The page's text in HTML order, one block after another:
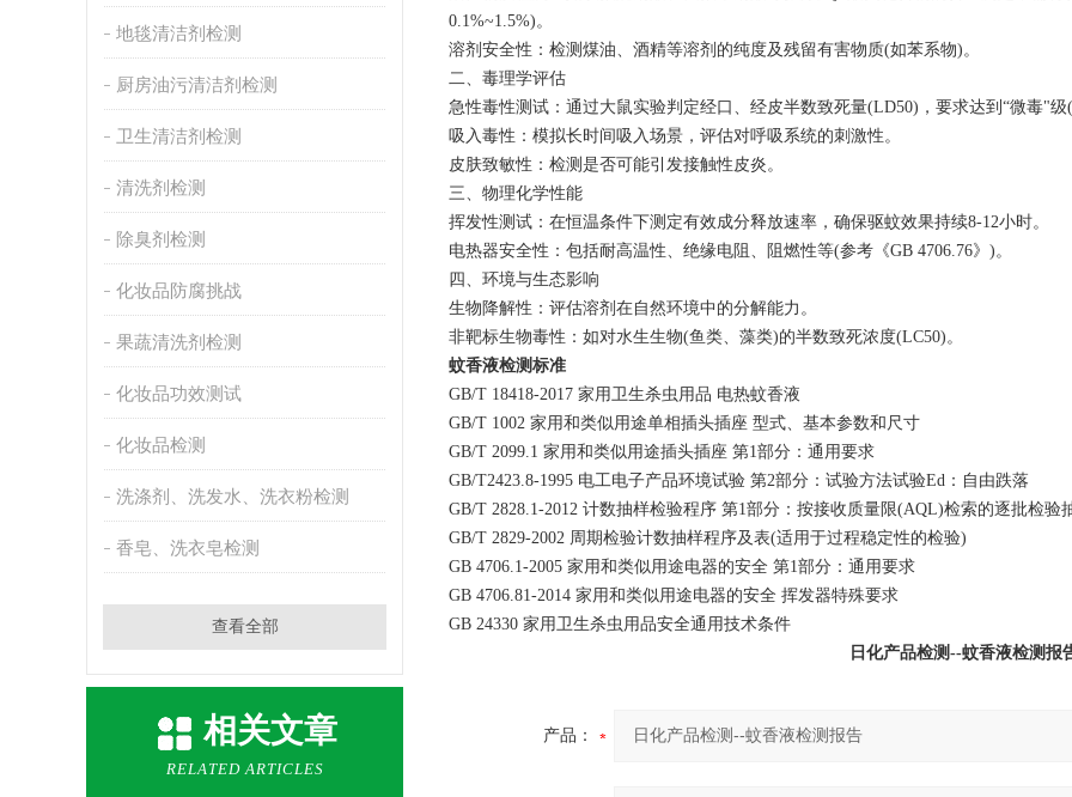
地毯清洁剂检测
厨房油污清洁剂检测
卫生清洁剂检测
清洗剂检测
除臭剂检测
化妆品防腐挑战
果蔬清洗剂检测
化妆品功效测试
化妆品检测
洗涤剂、洗发水、洗衣粉检测
香皂、洗衣皂检测
查看全部
相关文章
RELATED ARTICLES
0.1%~1.5%)。
‌溶剂安全性‌：检测煤油、酒精等溶剂的纯度及残留有害物质(如苯系物)。
‌二、毒理学评估‌
急性毒性测试‌：通过大鼠实验判定经口、经皮半数致死量(LD50)，要求达到“微毒"级
‌吸入毒性‌：模拟长时间吸入场景，评估对呼吸系统的刺激性。
‌皮肤致敏性‌：检测是否可能引发接触性皮炎。
三、物理化学性能‌
‌挥发性测试‌：在恒温条件下测定有效成分释放速率，确保驱蚊效果持续8-12小时。
‌电热器安全性‌：包括耐高温性、绝缘电阻、阻燃性等(参考《GB 4706.76》)。
四、环境与生态影响‌
‌生物降解性‌：评估溶剂在自然环境中的分解能力。
‌非靶标生物毒性‌：如对水生生物(鱼类、藻类)的半数致死浓度(LC50)。
蚊香液检测标准
GB/T 18418-2017 家用卫生杀虫用品 电热蚊香液
GB/T 1002 家用和类似用途单相插头插座 型式、基本参数和尺寸
GB/T 2099.1 家用和类似用途插头插座 第1部分：通用要求
GB/T2423.8-1995 电工电子产品环境试验 第2部分：试验方法试验Ed：自由跌落
GB/T 2828.1-2012 计数抽样检验程序 第1部分：按接收质量限(AQL)检索的逐批检验
GB/T 2829-2002 周期检验计数抽样程序及表(适用于过程稳定性的检验)
GB 4706.1-2005 家用和类似用途电器的安全 第1部分：通用要求
GB 4706.81-2014 家用和类似用途电器的安全 挥发器特殊要求
GB 24330 家用卫生杀虫用品安全通用技术条件
日化产品检测--蚊香液检测报
产品：